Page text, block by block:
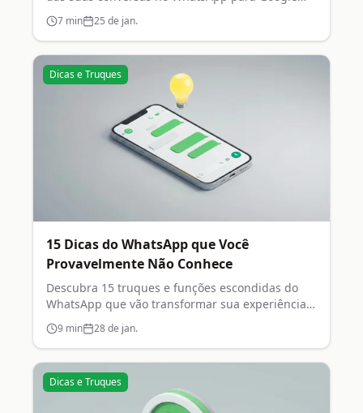
Drive e iCloud.
7 min 25 de jan.
Dicas e Truques
15 Dicas do WhatsApp que Você
Provavelmente Não Conhece
Descubra 15 truques e funções escondidas do
WhatsApp que vão transformar sua experiência
no aplicativo.
9 min 28 de jan.
Dicas e Truques